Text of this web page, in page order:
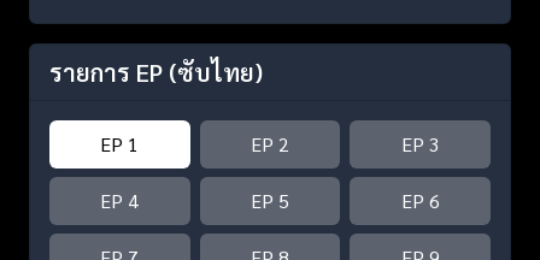
รายการ EP (ซับไทย)
EP 1 EP 2 EP 3
EP 4 EP 5 EP 6